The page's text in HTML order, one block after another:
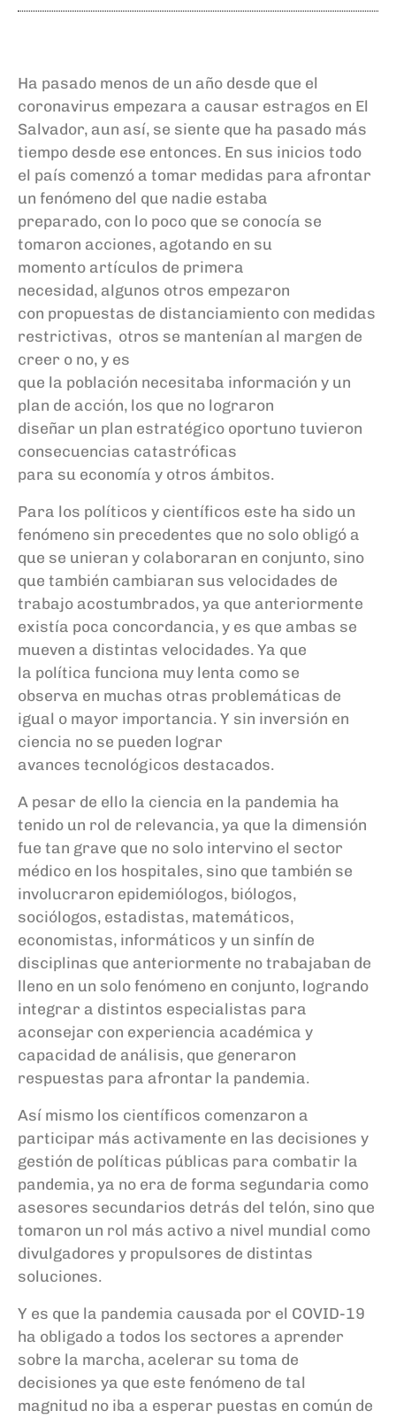
Ha pasado menos de un año desde que el
coronavirus empezara a causar estragos en El
Salvador, aun así, se siente que ha pasado más
tiempo desde ese entonces. En sus inicios todo
el país comenzó a tomar medidas para afrontar
un fenómeno del que nadie estaba
preparado, con lo poco que se conocía se
tomaron acciones, agotando en su
momento artículos de primera
necesidad, algunos otros empezaron
con propuestas de distanciamiento con medidas
restrictivas, otros se mantenían al margen de
creer o no, y es
que la población necesitaba información y un
plan de acción, los que no lograron
diseñar un plan estratégico oportuno tuvieron
consecuencias catastróficas
para su economía y otros ámbitos.
Para los políticos y científicos este ha sido un
fenómeno sin precedentes que no solo obligó a
que se unieran y colaboraran en conjunto, sino
que también cambiaran sus velocidades de
trabajo acostumbrados, ya que anteriormente
existía poca concordancia, y es que ambas se
mueven a distintas velocidades.Ya que
la política funciona muy lenta como se
observa en muchas otras problemáticas de
igual o mayor importancia.Y sin inversión en
ciencia no se pueden lograr
avances tecnológicos destacados.
A pesar de ello la ciencia en la pandemia ha
tenido un rol de relevancia, ya que la dimensión
fue tan grave que no solo intervino el sector
médico en los hospitales, sino que también se
involucraron epidemiólogos, biólogos,
sociólogos, estadistas, matemáticos,
economistas, informáticos y un sinfín de
disciplinas que anteriormente no trabajaban de
lleno en un solo fenómeno en conjunto, logrando
integrar a distintos especialistas para
aconsejar con experiencia académica y
capacidad de análisis, que generaron
respuestas para afrontar la pandemia.
Así mismo los científicos comenzaron a
participar más activamente en las decisiones y
gestión de políticas públicas para combatir la
pandemia, ya no era de forma segundaria como
asesores secundarios detrás del telón, sino que
tomaron un rol más activo a nivel mundial como
divulgadores y propulsores de distintas
soluciones.
Y es que la pandemia causada por el COVID-19
ha obligado a todos los sectores a aprender
sobre la marcha, acelerar su toma de
decisiones ya que este fenómeno de tal
magnitud no iba a esperar puestas en común de